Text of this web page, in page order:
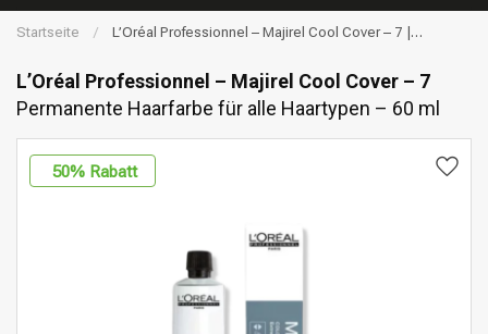
Marken Haarpflege
Startseite /
L’Oréal Professionnel – Majirel Cool Cover – 7 |
L’Oréal Professionnel – Majirel Cool Cover – 7
Permanente Haarfarbe für alle Haartypen – 60 ml
50% Rabatt